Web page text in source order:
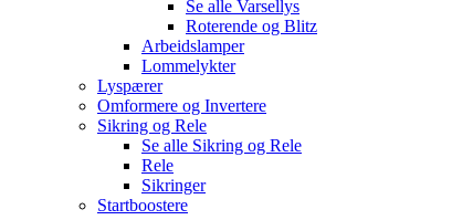
Se alle Varsellys
Roterende og Blitz
Arbeidslamper
Lommelykter
Lyspærer
Omformere og Invertere
Sikring og Rele
Se alle Sikring og Rele
Rele
Sikringer
Startboostere